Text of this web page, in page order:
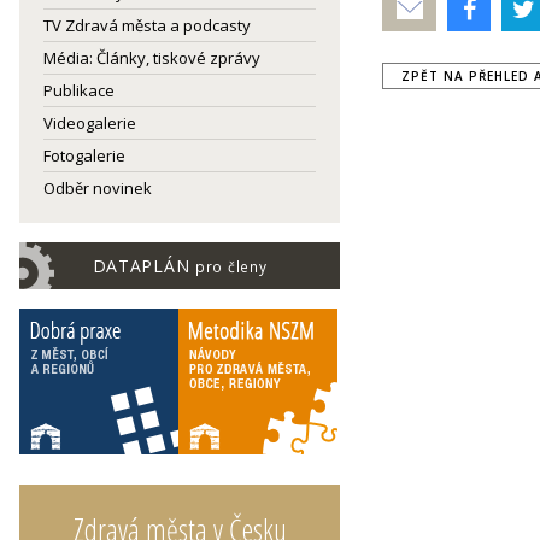
TV Zdravá města a podcasty
Média: Články, tiskové zprávy
Publikace
Videogalerie
Fotogalerie
Odběr novinek
DATAPLÁN pro členy
Zdravá města v Česku
Poslat
ZPĚT NA PŘEHLED